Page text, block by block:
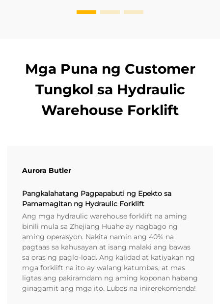
Mga Puna ng Customer
Tungkol sa Hydraulic
Warehouse Forklift
Aurora Butler
Pangkalahatang Pagpapabuti ng Epekto sa
Pamamagitan ng Hydraulic Forklift
Ang mga hydraulic warehouse forklift na aming
binili mula sa Zhejiang Huahe ay nagbago ng
aming operasyon. Nakita namin ang 40% na
pagtaas sa kahusayan at isang malaki ang bawas
sa oras ng paglo-load. Ang kalidad at katiyakan ng
mga forklift na ito ay walang katumbas, at mas
ligtas ang pakiramdam ng aming koponan habang
ginagamit ang mga ito. Lubos na inirerekomenda!